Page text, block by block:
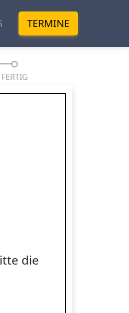
TERMINE
FERTIG
die